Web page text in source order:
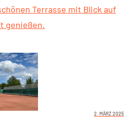
Terrasse mit Blick auf
genießen.
2. MÄRZ 2025